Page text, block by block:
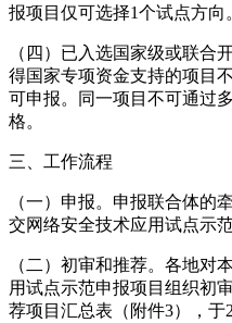
报项目仅可选择1个试点方向
（四）已入选国家级或联合
得国家专项资金支持的项目
可申报。同一项目不可通过
格。
三、工作流程
（一）申报。申报联合体的
交网络安全技术应用试点示
（二）初审和推荐。各地对
用试点示范申报项目组织初
荐项目汇总表（附件3），于